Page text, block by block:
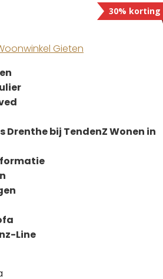
Drenthe bij TendenZ Wonen in
Line
30% korting